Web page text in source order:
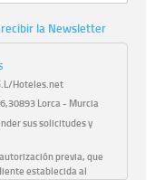
la Newsletter
Hoteles.net
Lorca - Murcia
sus solicitudes y
previa, que
establecida al